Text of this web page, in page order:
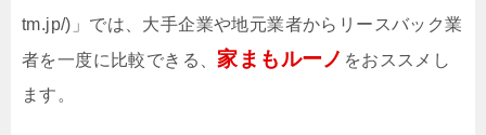
tm.jp/)」では、大手企業や地元業者からリースバック業
者を一度に比較できる、家まもルーノ をおススメし
ます。